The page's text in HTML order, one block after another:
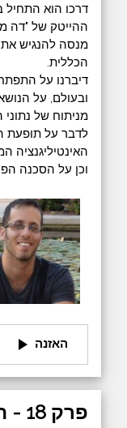
דרכו הוא התחיל
ההייטק של "דה
מנסה להנגיש את
הכללית.
דיברנו על
ובעולם, על
מניתוח של
לדבר על תופעת
האינטיליגנציה
וכן על הסכנה
האזנה play_arrow